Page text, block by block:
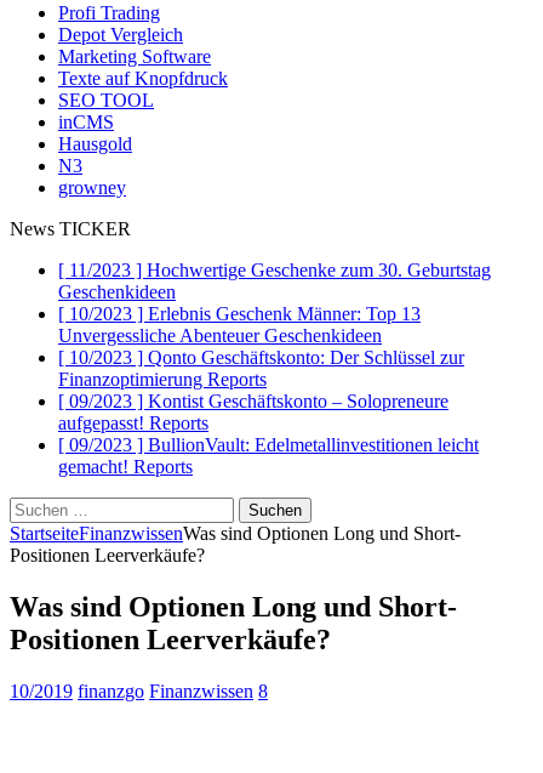
Profi Trading
Depot Vergleich
Marketing Software
Texte auf Knopfdruck
SEO TOOL
inCMS
Hausgold
N3
growney
News TICKER
[ 11/2023 ] Hochwertige Geschenke zum 30. Geburtstag
Geschenkideen
[ 10/2023 ] Erlebnis Geschenk Männer: Top 13
Unvergessliche AbenteuerGeschenkideen
[ 10/2023 ] Qonto Geschäftskonto: Der Schlüssel zur
Finanzoptimierung Reports
[ 09/2023 ] Kontist Geschäftskonto – Solopreneure
aufgepasst! Reports
[ 09/2023 ] BullionVault: Edelmetallinvestitionen leicht
gemacht! Reports
Suchen
nach:
StartseiteFinanzwissenWas sind Optionen Long und Short-
Positionen Leerverkäufe?
Was sind Optionen Long und Short-
Positionen Leerverkäufe?
10/2019 finanzgo Finanzwissen 8